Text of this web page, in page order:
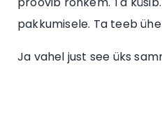
pakkumisele. Ta teeb
Ja vahel just see üks